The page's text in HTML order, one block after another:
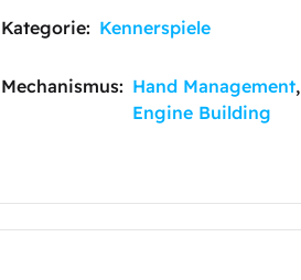
Kategorie: Kennerspiele
Mechanismus: Hand Management,
Engine Building